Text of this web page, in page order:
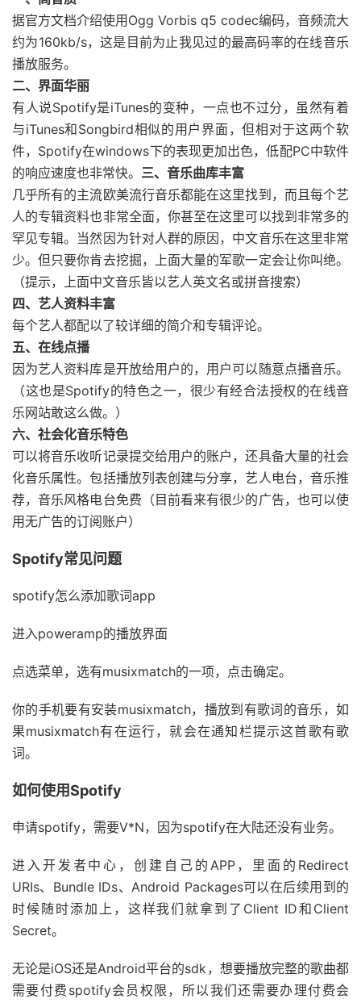
据官方文档介绍使用Ogg Vorbis q5 codec编码，音频流大
约为160kb/s，这是目前为止我见过的最高码率的在线音乐
播放服务。
二、界面华丽
有人说Spotify是iTunes的变种，一点也不过分，虽然有着
与iTunes和Songbird相似的用户界面，但相对于这两个软
件，Spotify在windows下的表现更加出色，低配PC中软件
的响应速度也非常快。 三、音乐曲库丰富
几乎所有的主流欧美流行音乐都能在这里找到，而且每个艺
人的专辑资料也非常全面，你甚至在这里可以找到非常多的
罕见专辑。当然因为针对人群的原因，中文音乐在这里非常
少。但只要你肯去挖掘，上面大量的军歌一定会让你叫绝。
（提示，上面中文音乐皆以艺人英文名或拼音搜索）
四、艺人资料丰富
每个艺人都配以了较详细的简介和专辑评论。
五、在线点播
因为艺人资料库是开放给用户的，用户可以随意点播音乐。
（这也是Spotify的特色之一，很少有经合法授权的在线音
乐网站敢这么做。）
六、社会化音乐特色
可以将音乐收听记录提交给用户的账户，还具备大量的社会
化音乐属性。包括播放列表创建与分享，艺人电台，音乐推
荐，音乐风格电台免费（目前看来有很少的广告，也可以使
用无广告的订阅账户）
Spotify常见问题
spotify怎么添加歌词app
进入poweramp的播放界面
点选菜单，选有musixmatch的一项，点击确定。
你的手机要有安装musixmatch，播放到有歌词的音乐，如
果musixmatch有在运行，就会在通知栏提示这首歌有歌
词。
如何使用Spotify
申请spotify，需要V*N，因为spotify在大陆还没有业务。
进入开发者中心，创建自己的APP，里面的Redirect
URIs、Bundle IDs、Android Packages可以在后续用到的
时候随时添加上，这样我们就拿到了Client ID和Client
Secret。
无论是iOS还是Android平台的sdk，想要播放完整的歌曲都
需要付费spotify会员权限，所以我们还需要办理付费会